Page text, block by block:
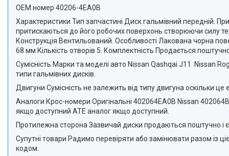
ОЕМ номер 40206-4EA0B
Характеристики Тип запчастині Диск гальмівний передній.
притискаються до його робочих поверхонь створюючи силу
Конструкція Вентильований. Особливості Лакована чорна
68 мм Кількість отворів 5. Комплектність Продається
Сумісність Марки та моделі авто Nissan Qashqai J11. Nissan
типи гальмівних дисків.
Двигуни Сумісність не залежить від типу двигуна оскільки
Аналоги Крос-номери Оригінальні 402064EA0B Nissan
якщо доступний ATE аналог якщо доступний.
Протилежна сторона Зазвичай диски продаються поштучно і є
Супутні товари Радимо перевіряти або замінювати разом із
кодом.